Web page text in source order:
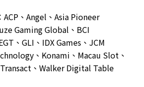
ACP、Angel、Asia Pioneer
Gaming Global、BCI
、GLI、IDX Games、JCM
、Konami、Macau Slot、
、Walker Digital Table